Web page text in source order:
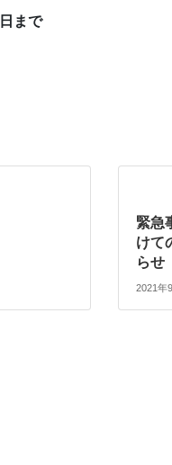
日まで
緊急
けて
らせ
2021年